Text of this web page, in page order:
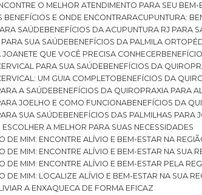
O MELHOR ATENDIMENTO PARA SEU BEM-
BENEFÍCIOS E ONDE ENCONTRAR
ACUPUNTURA:
SAÚDE
BENEFÍCIOS DA ACUPUNTURA RJ PARA
PARA SUA SAÚDE
BENEFÍCIOS DA PALMILA
JOANETE QUE VOCÊ PRECISA CONHECER
PARA SUA SAÚDE
BENEFÍCIOS DA
UM GUIA COMPLETO
BENEFÍCIOS DA
A SAÚDE
BENEFÍCIOS DA QUIROPRAXIA PARA
JOELHO E COMO FUNCIONA
BENEFÍCIOS DA
SUA SAÚDE
BENEFÍCIOS DAS PALMILHAS PARA
ESCOLHER A MELHOR PARA SUAS NECESSIDADES
DE MIM: ENCONTRE ALÍVIO E BEM-ESTAR NA
DE MIM: ENCONTRE ALÍVIO E BEM-ESTAR NA SUA
DE MIM: ENCONTRE ALÍVIO E BEM-ESTAR PELA
DE MIM: LOCALIZE ALÍVIO E BEM-ESTAR NA SUA
A ENXAQUECA DE FORMA EFICAZ